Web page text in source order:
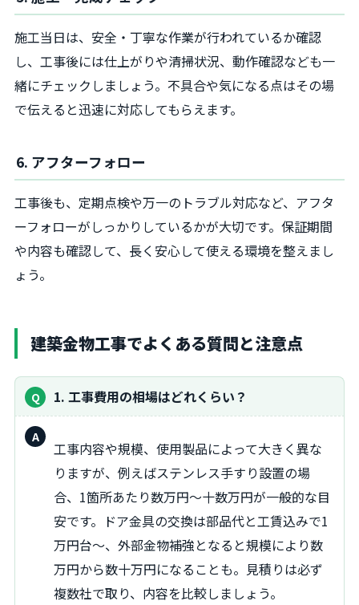
施工当日は、安全・丁寧な作業が行われているか確認
し、工事後には仕上がりや清掃状況、動作確認なども一
緒にチェックしましょう。不具合や気になる点はその場
で伝えると迅速に対応してもらえます。
6. アフターフォロー
工事後も、定期点検や万一のトラブル対応など、アフタ
ーフォローがしっかりしているかが大切です。保証期間
や内容も確認して、長く安心して使える環境を整えまし
ょう。
建築金物工事でよくある質問と注意点
1. 工事費用の相場はどれくらい？
答：
工事内容や規模、使用製品によって大きく異な
りますが、例えばステンレス手すり設置の場
合、1箇所あたり数万円〜十数万円が一般的な目
安です。ドア金具の交換は部品代と工賃込みで1
万円台〜、外部金物補強となると規模により数
万円から数十万円になることも。見積りは必ず
複数社で取り、内容を比較しましょう。